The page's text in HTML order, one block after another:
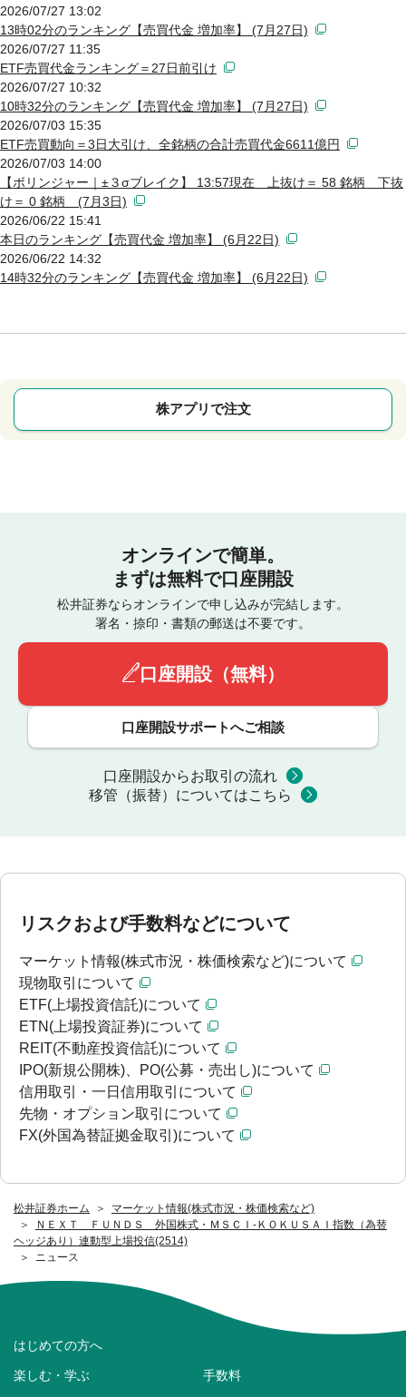
松井証券ホーム
マーケット情報(株式市況・株価検索など)
ＮＥＸＴ ＦＵＮＤＳ 外国株式・ＭＳＣＩ‐ＫＯＫＵＳＡＩ指数（為替
ヘッジあり）連動型上場投信(2514)
ニュース
2026/07/27 13:02
13時02分のランキング【売買代金 増加率】 (7月27日)
2026/07/27 11:35
ETF売買代金ランキング＝27日前引け
2026/07/27 10:32
10時32分のランキング【売買代金 増加率】 (7月27日)
2026/07/03 15:35
ETF売買動向＝3日大引け、全銘柄の合計売買代金6611億円
2026/07/03 14:00
【ボリンジャー｜±３σブレイク】 13:57現在 上抜け＝ 58 銘柄 下抜
け＝ 0 銘柄 (7月3日)
2026/06/22 15:41
本日のランキング【売買代金 増加率】 (6月22日)
2026/06/22 14:32
14時32分のランキング【売買代金 増加率】 (6月22日)
株アプリで注文
オンラインで簡単。
まずは無料で口座開設
松井証券ならオンラインで申し込みが完結します。
署名・捺印・書類の郵送は不要です。
口座開設（無料）
口座開設サポートへご相談
口座開設からお取引の流れ
移管（振替）についてはこちら
リスクおよび手数料などについて
マーケット情報(株式市況・株価検索など)について
現物取引について
ETF(上場投資信託)について
ETN(上場投資証券)について
REIT(不動産投資信託)について
IPO(新規公開株)、PO(公募・売出し)について
信用取引・一日信用取引について
先物・オプション取引について
FX(外国為替証拠金取引)について
はじめての方へ
楽しむ・学ぶ 手数料